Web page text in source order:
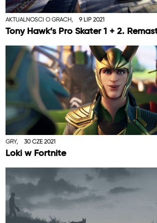
AKTUALNOŚCI O GRACH, 9 LIP 2021
Tony Hawk’s Pro Skater 1 + 2.
GRY, 30 CZE 2021
Loki w Fortnite